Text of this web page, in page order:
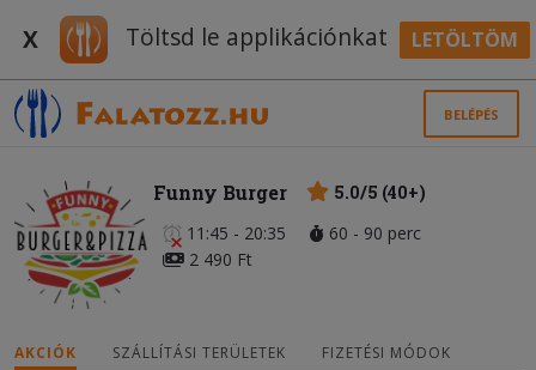
X Töltsd le applikációnkat LETÖLTÖM
BELÉPÉS
Funny Burger
5.0/5 (40+)
11:45 - 20:35
60 - 90 perc
2 490 Ft
AKCIÓK SZÁLLÍTÁSI TERÜLETEK FIZETÉSI MÓDOK